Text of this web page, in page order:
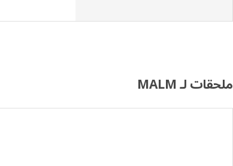
ملحقات لـ MALM